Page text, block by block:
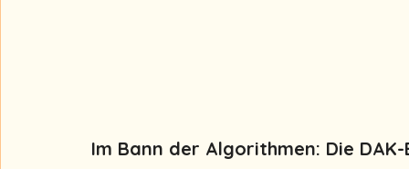
Im Bann der Algorithmen: Die